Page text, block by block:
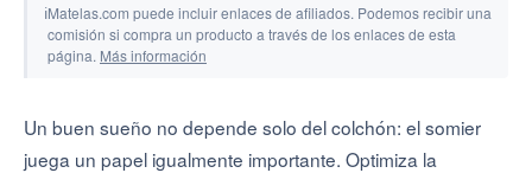
ℹMatelas.com puede incluir enlaces de afiliados. Podemos recibir una
comisión si compra un producto a través de los enlaces de esta
página. Más información
Un buen sueño no depende solo del colchón: el somier
juega un papel igualmente importante. Optimiza la